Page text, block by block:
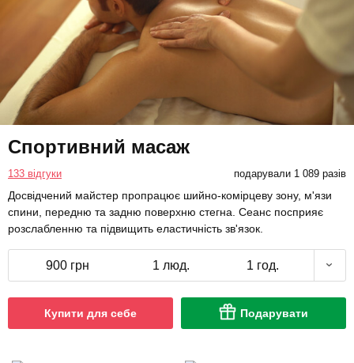
Спортивний масаж
133 відгуки подарували 1 089 разів
Досвідчений майстер пропрацює шийно-комірцеву зону, м'язи
спини, передню та задню поверхню стегна. Сеанс посприяє
розслабленню та підвищить еластичність зв'язок.
900 грн 1 люд. 1 год.
Купити для себе Подарувати